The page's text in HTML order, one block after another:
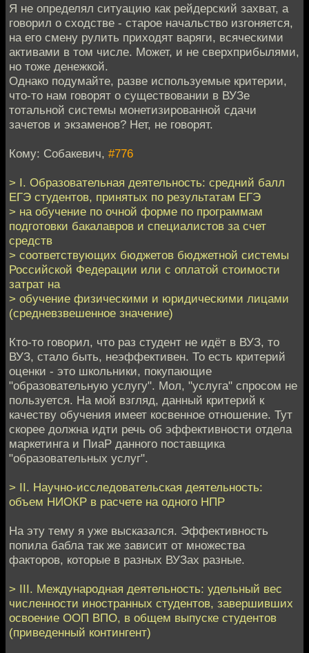
Я не определял ситуацию как рейдерский захват, а
говорил о сходстве - старое начальство изгоняется,
на его смену рулить приходят варяги, всяческими
активами в том числе. Может, и не сверхприбылями,
но тоже денежкой.
Однако подумайте, разве используемые критерии,
что-то нам говорят о существовании в ВУЗе
тотальной системы монетизированной сдачи
зачетов и экзаменов? Нет, не говорят.
Кому: Собакевич, #776
> I. Образовательная деятельность: средний балл
ЕГЭ студентов, принятых по результатам ЕГЭ
> на обучение по очной форме по программам
подготовки бакалавров и специалистов за счет
средств
> соответствующих бюджетов бюджетной системы
Российской Федерации или с оплатой стоимости
затрат на
> обучение физическими и юридическими лицами
(средневзвешенное значение)
Кто-то говорил, что раз студент не идёт в ВУЗ, то
ВУЗ, стало быть, неэффективен. То есть критерий
оценки - это школьники, покупающие
"образовательную услугу". Мол, "услуга" спросом не
пользуется. На мой взгляд, данный критерий к
качеству обучения имеет косвенное отношение. Тут
скорее должна идти речь об эффективности отдела
маркетинга и ПиаР данного поставщика
"образовательных услуг".
> II. Научно-исследовательская деятельность:
объем НИОКР в расчете на одного НПР
На эту тему я уже высказался. Эффективность
попила бабла так же зависит от множества
факторов, которые в разных ВУЗах разные.
> III. Международная деятельность: удельный вес
численности иностранных студентов, завершивших
освоение ООП ВПО, в общем выпуске студентов
(приведенный контингент)